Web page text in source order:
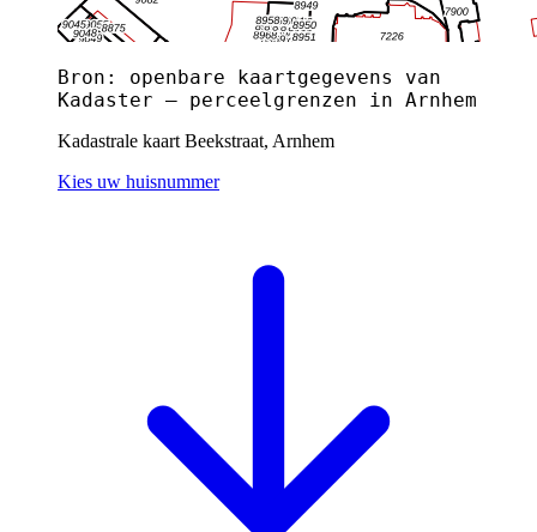
Bron: openbare kaartgegevens van
Kadaster — perceelgrenzen in Arnhem
Kadastrale kaart Beekstraat, Arnhem
Kies uw huisnummer